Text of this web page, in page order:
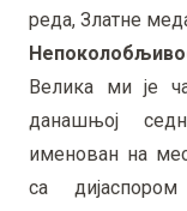
реда, Златне
Велика ми је
данашњој
именован на
са